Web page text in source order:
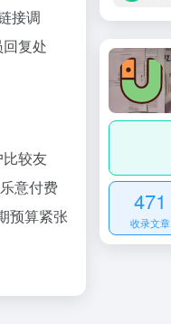
接调
复处
较友
意付费
预算紧张
471
收录文章